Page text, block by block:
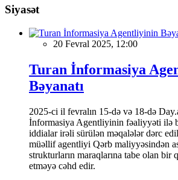
Siyasət
20 Fevral 2025, 12:00
Turan İnformasiya
Bəyanatı
2025-ci il fevralın 15-də və 18-də
İnformasiya Agentliyinin fəaliyyəti ilə
iddialar irəli sürülən məqalələr dərc
müəllif agentliyi Qərb maliyyəsindən
strukturların maraqlarına tabe olan bir
etməyə cəhd edir.